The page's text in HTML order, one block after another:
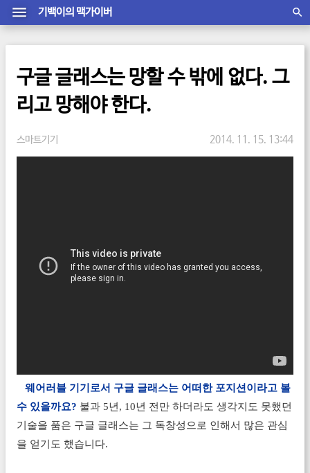
기백이의 맥가이버
구글 글래스는 망할 수 밖에 없다. 그
리고 망해야 한다.
스마트기기 2014. 11. 15. 13:44
웨어러블 기기로서 구글 글래스는 어떠한 포지션이라고 볼
수 있을까요? 불과 5년, 10년 전만 하더라도 생각지도 못했던
기술을 품은 구글 글래스는 그 독창성으로 인해서 많은 관심
을 얻기도 했습니다.